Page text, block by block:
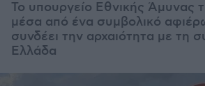
Το υπουργείο Εθνικής Άμυνας
μέσα από ένα συμβολικό
συνδέει την αρχαιότητα με τη
Ελλάδα